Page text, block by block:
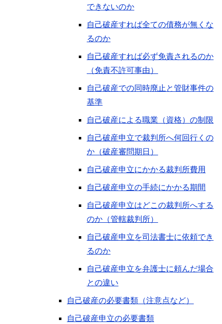
できないのか
自己破産すれば全ての債務が無くな
るのか
自己破産すれば必ず免責されるのか
（免責不許可事由）
自己破産での同時廃止と管財事件の
基準
自己破産による職業（資格）の制限
自己破産申立で裁判所へ何回行くの
か（破産審問期日）
自己破産申立にかかる裁判所費用
自己破産申立の手続にかかる期間
自己破産申立はどこの裁判所へする
のか（管轄裁判所）
自己破産申立を司法書士に依頼でき
るのか
自己破産申立を弁護士に頼んだ場合
との違い
自己破産の必要書類（注意点など）
自己破産申立の必要書類